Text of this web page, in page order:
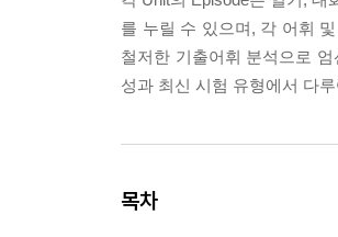
를 누릴 수 있으며, 각 어휘
철저한 기출어휘 분석으로
성과 최신 시험 유형에서 다
목차